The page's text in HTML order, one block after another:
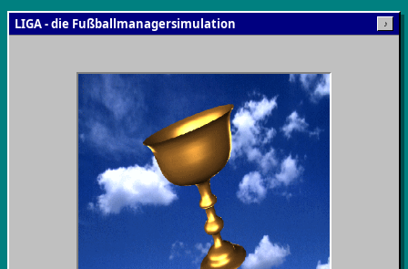
LIGA - die Fußballmanagersimulation ♪